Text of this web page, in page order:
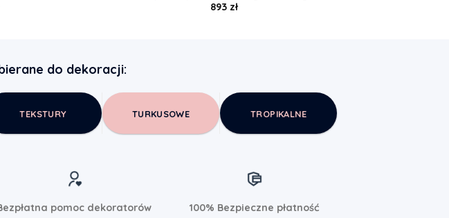
893 zł
do dekoracji:
TEKSTURY TURKUSOWE TROPIKALNE
pomoc dekoratorów
100% Bezpieczne płatność